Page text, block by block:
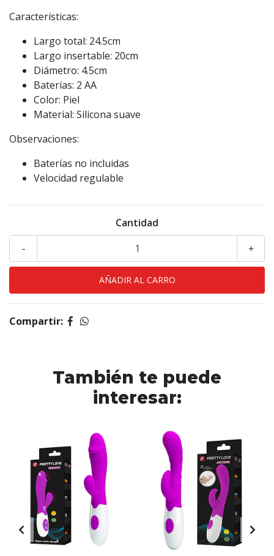
Características:
Largo total: 24.5cm
Largo insertable: 20cm
Diámetro: 4.5cm
Baterías: 2 AA
Color: Piel
Material: Silicona suave
Observaciones:
Baterías no incluidas
Velocidad regulable
Cantidad
+
-
Compartir:
También te puede
interesar: